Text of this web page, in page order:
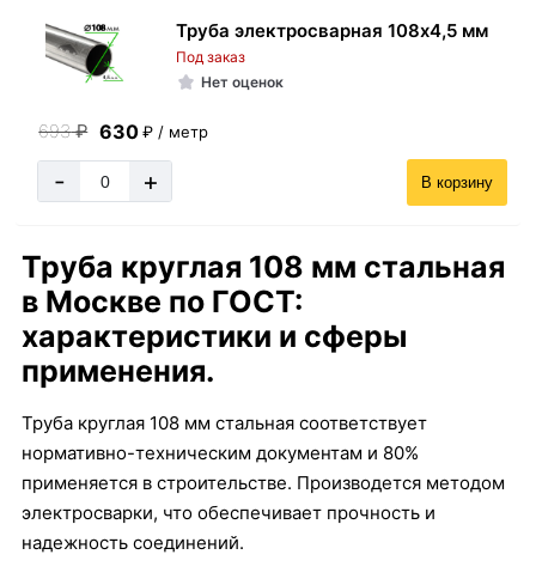
Труба электросварная 108х4,5 мм
Под заказ
Нет оценок
693₽ 630 ₽ / метр
- + В корзину
Труба круглая 108 мм стальная
в Москве по ГОСТ:
характеристики и сферы
применения.
Труба круглая 108 мм стальная соответствует
нормативно-техническим документам и 80%
применяется в строительстве. Производется методом
электросварки, что обеспечивает прочность и
надежность соединений.